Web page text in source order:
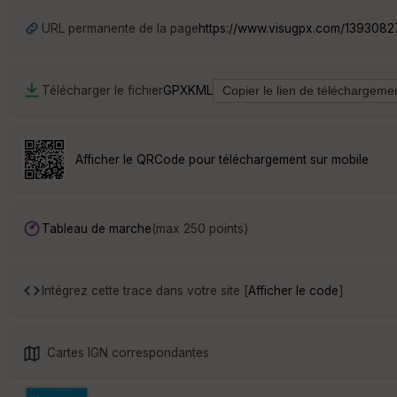
URL permanente de la pagehttps://www.visugpx.com/
Télécharger le fichierGPXKML
Afficher le QRCode pour téléchargement sur mobile
Tableau de marche(max 250 points)
Intégrez cette trace dans votre site [Afficher le code]
Cartes IGN correspondantes